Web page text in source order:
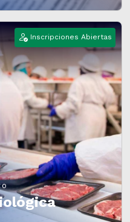
Inscripciones Abiertas